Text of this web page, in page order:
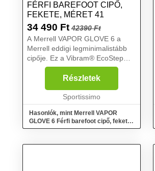
FÉRFI BAREFOOT CIPŐ,
FEKETE, MÉRET 41
34 490 Ft 42390 Ft
A Merrell VAPOR GLOVE 6 a
Merrell eddigi legminimalistább
cipője. Ez a Vibram® EcoStep
talpnak köszönhető, amely
tökéletesen illeszkedik a lábhoz a
maximális tapadás és tartósság
érdekében, valamint a...
Részletek
Sportissimo
Hasonlók, mint Merrell VAPOR
GLOVE 6 Férfi barefoot cipő, fekete,
méret 41